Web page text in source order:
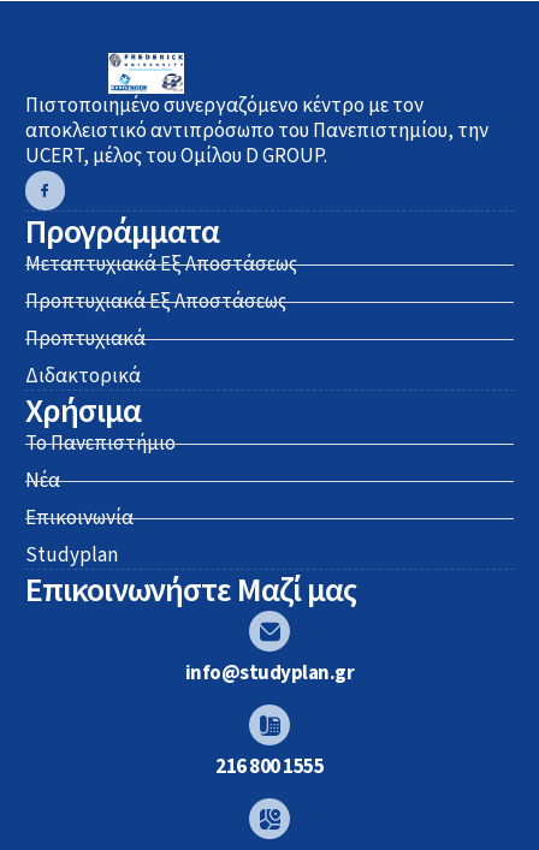
Πιστοποιημένο συνεργαζόμενο κέντρο με τον
αποκλειστικό αντιπρόσωπο του Πανεπιστημίου, την
UCERT, μέλος του Ομίλου D GROUP.
Προγράμματα
Μεταπτυχιακά Εξ Αποστάσεως
Προπτυχιακά Εξ Αποστάσεως
Προπτυχιακά
Διδακτορικά
Χρήσιμα
Το Πανεπιστήμιο
Νέα
Επικοινωνία
Studyplan
Επικοινωνήστε Μαζί μας
info@studyplan.gr
216 800 1555